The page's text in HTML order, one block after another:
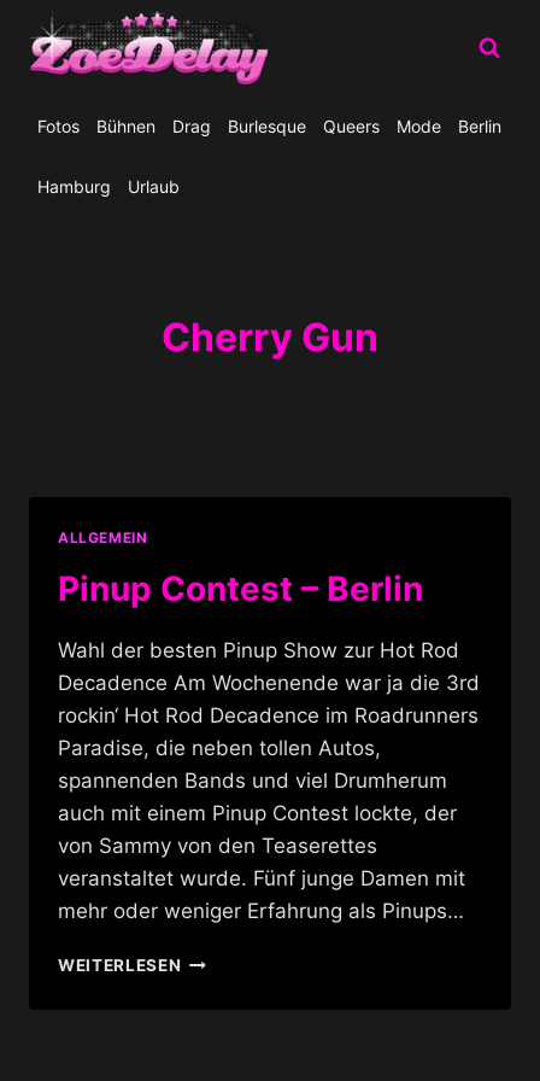
Inhalt
springen
Fotos Bühnen Drag Burlesque Queers Mode Berlin
Hamburg Urlaub
Cherry Gun
ALLGEMEIN
Pinup Contest – Berlin
Wahl der besten Pinup Show zur Hot Rod
Decadence Am Wochenende war ja die 3rd
rockin‘ Hot Rod Decadence im Roadrunners
Paradise, die neben tollen Autos,
spannenden Bands und viel Drumherum
auch mit einem Pinup Contest lockte, der
von Sammy von den Teaserettes
veranstaltet wurde. Fünf junge Damen mit
mehr oder weniger Erfahrung als Pinups…
WEITERLESENPINUP
–